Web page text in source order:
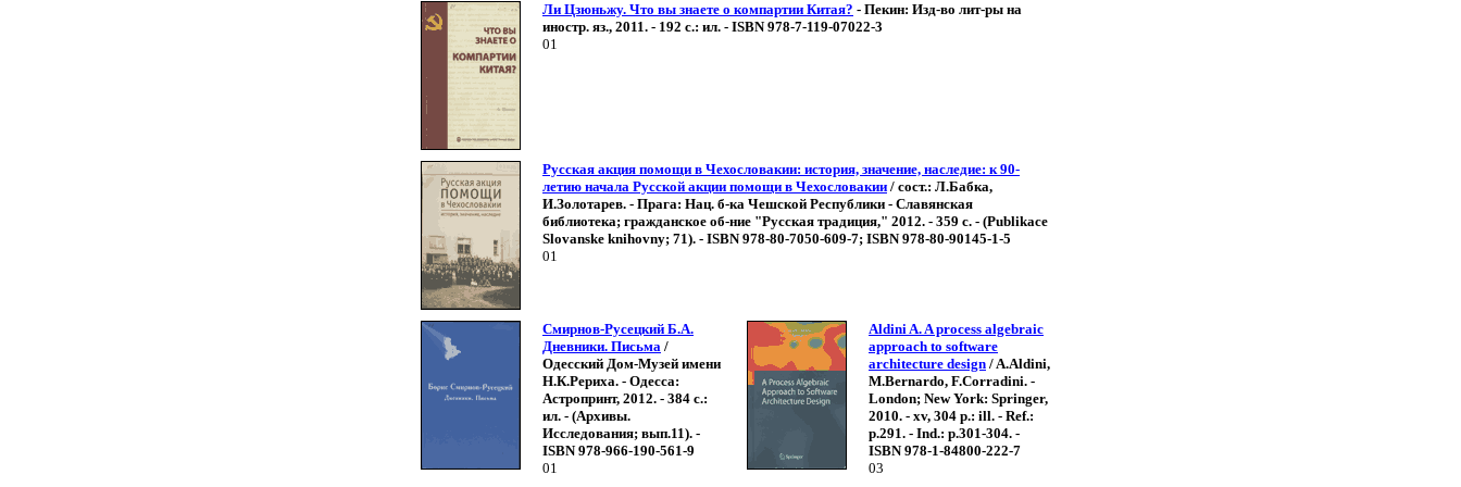
Ли Цзюньжу. Что вы знаете о компартии Китая? - Пекин: Изд-во лит-ры на
иностр. яз., 2011. - 192 с.: ил. - ISBN 978-7-119-07022-3
01
Русская акция помощи в Чехословакии: история, значение, наследие: к 90-
летию начала Русской акции помощи в Чехословакии / сост.: Л.Бабка,
И.Золотарев. - Прага: Нац. б-ка Чешской Республики - Славянская
библиотека; гражданское об-ние "Русская традиция," 2012. - 359 с. - (Publikace
Slovanske knihovny; 71). - ISBN 978-80-7050-609-7; ISBN 978-80-90145-1-5
01
Смирнов-Русецкий Б.А.
Дневники. Письма /
Одесский Дом-Музей имени
Н.К.Рериха. - Одесса:
Астропринт, 2012. - 384 с.:
ил. - (Архивы.
Исследования; вып.11). -
ISBN 978-966-190-561-9
01
Aldini A. A process algebraic
approach to software
architecture design / A.Aldini,
M.Bernardo, F.Corradini. -
London; New York: Springer,
2010. - xv, 304 p.: ill. - Ref.:
p.291. - Ind.: p.301-304. -
ISBN 978-1-84800-222-7
03